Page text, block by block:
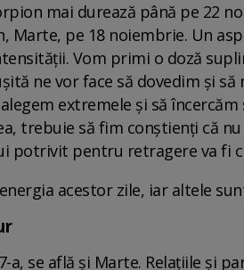
mai durează până pe 22
Marte, pe 18 noiembrie. Un
Vom primi o doză
ne vor face să dovedim și
extremele și să
trebuie să fim conștienți că
potrivit pentru retragere va fi
acestor zile, iar altele
a, se află și Marte. Relațiile și